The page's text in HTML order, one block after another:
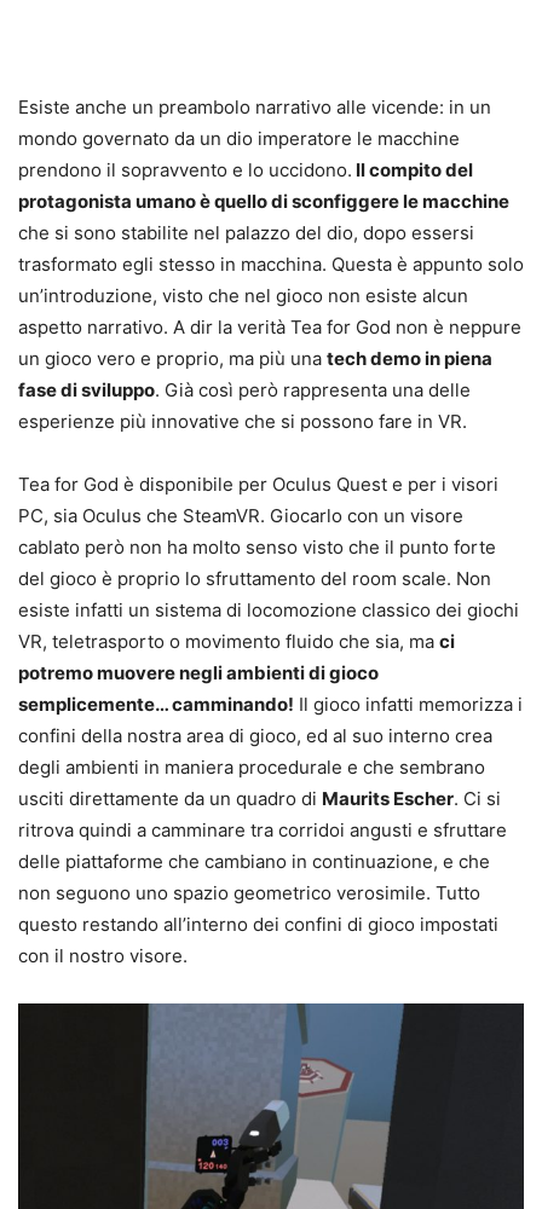
Esiste anche un preambolo narrativo alle vicende: in un
mondo governato da un dio imperatore le macchine
prendono il sopravvento e lo uccidono. Il compito del
protagonista umano è quello di sconfiggere le macchine
che si sono stabilite nel palazzo del dio, dopo essersi
trasformato egli stesso in macchina. Questa è appunto solo
un’introduzione, visto che nel gioco non esiste alcun
aspetto narrativo. A dir la verità Tea for God non è neppure
un gioco vero e proprio, ma più una tech demo in piena
fase di sviluppo. Già così però rappresenta una delle
esperienze più innovative che si possono fare in VR.
Tea for God è disponibile per Oculus Quest e per i visori
PC, sia Oculus che SteamVR. Giocarlo con un visore
cablato però non ha molto senso visto che il punto forte
del gioco è proprio lo sfruttamento del room scale. Non
esiste infatti un sistema di locomozione classico dei giochi
VR, teletrasporto o movimento fluido che sia, ma ci
potremo muovere negli ambienti di gioco
semplicemente… camminando! Il gioco infatti memorizza i
confini della nostra area di gioco, ed al suo interno crea
degli ambienti in maniera procedurale e che sembrano
usciti direttamente da un quadro di Maurits Escher. Ci si
ritrova quindi a camminare tra corridoi angusti e sfruttare
delle piattaforme che cambiano in continuazione, e che
non seguono uno spazio geometrico verosimile. Tutto
questo restando all’interno dei confini di gioco impostati
con il nostro visore.